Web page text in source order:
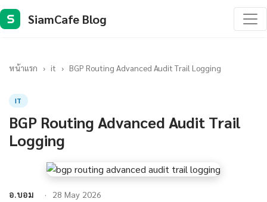
S SiamCafe Blog
หน้าแรก › it › BGP Routing Advanced Audit Trail Logging
IT
BGP Routing Advanced Audit Trail
Logging
อ.บอม 28 May 2026